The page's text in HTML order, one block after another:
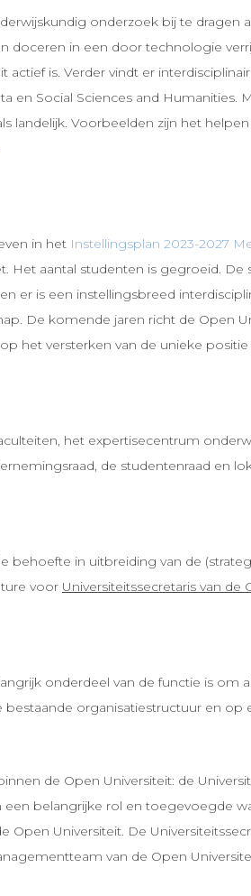
onderzoek bij te
doceren in een door technologie
is. Verder vindt er
en Social Sciences and
landelijk. Voorbeelden zijn het
in het Instellingsplan 2023-2027
Het aantal studenten is gegroeid.
er is een instellingsbreed
De komende jaren richt de Open
het versterken van de unieke positie
het expertisecentrum
de studentenraad en
behoefte in uitbreiding van de
voor Universiteitssecretaris van de
onderdeel van de functie is om
organisatiestructuur en op
de Open Universiteit: de
een belangrijke rol en toegevoegde
Open Universiteit. De
van de Open